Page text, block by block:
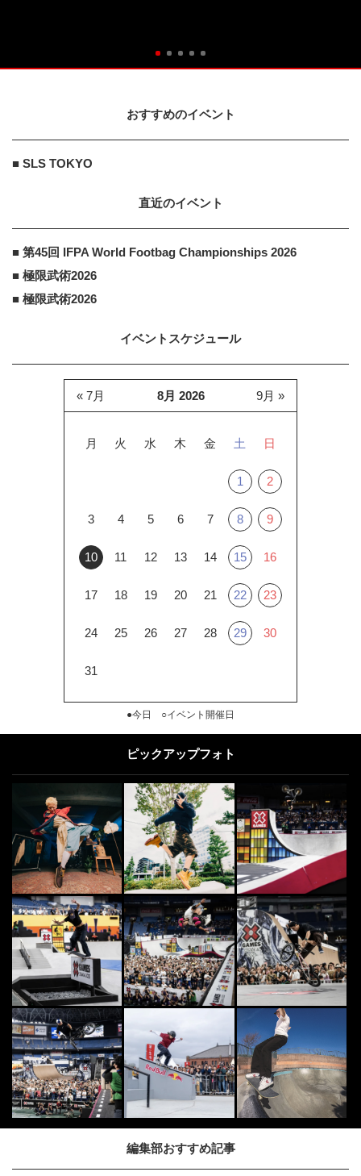
おすすめのイベント
■ SLS TOKYO
直近のイベント
■ 第45回 IFPA World Footbag Championships 2026
■ 極限武術2026
■ 極限武術2026
イベントスケジュール
8月 2026
月 火 水 木 金 土 日
1 2
3 4 5 6 7 8 9
10 11 12 13 14 15 16
17 18 19 20 21 22 23
24 25 26 27 28 29 30
31
« 7月 9月 »
●今日 ○イベント開催日
ピックアップフォト
編集部おすすめ記事